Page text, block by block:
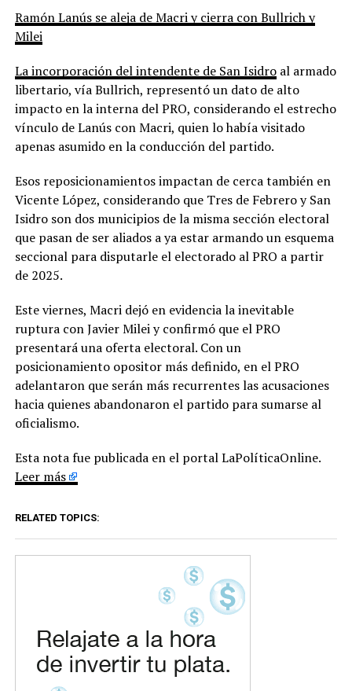
Ramón Lanús se aleja de Macri y cierra con Bullrich y
Milei
La incorporación del intendente de San Isidroal armado
libertario, vía Bullrich, representó un dato de alto
impacto en la interna del PRO, considerando el estrecho
vínculo de Lanús con Macri, quien lo había visitado
apenas asumido en la conducción del partido.
Esos reposicionamientos impactan de cerca también en
Vicente López, considerando que Tres de Febrero y San
Isidro son dos municipios de la misma sección electoral
que pasan de ser aliados a ya estar armando un esquema
seccional para disputarle el electorado al PRO a partir
de 2025.
Este viernes, Macri dejó en evidencia la inevitable
ruptura con Javier Milei y confirmó que el PRO
presentará una oferta electoral. Con un
posicionamiento opositor más definido, en el PRO
adelantaron que serán más recurrentes las acusaciones
hacia quienes abandonaron el partido para sumarse al
oficialismo.
Esta nota fue publicada en el portal LaPolíticaOnline.
Leer más
RELATED TOPICS: